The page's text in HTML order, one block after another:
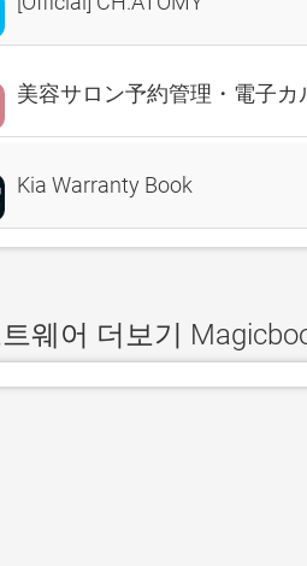
美容サロン予約管理・電子カ
Kia Warranty Book
웨어 더보기